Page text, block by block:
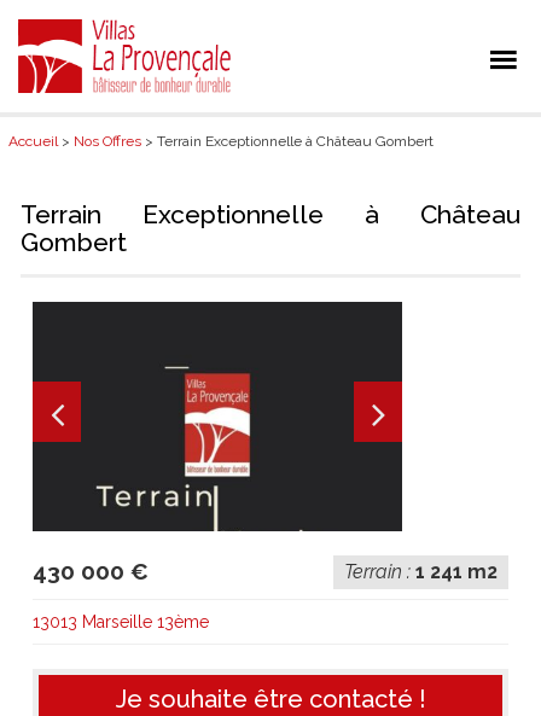
Accueil> Nos Offres > Terrain Exceptionnelle à Château Gombert
Terrain Exceptionnelle à Château
Gombert
430 000 € Terrain : 1 241 m2
13013 Marseille 13ème
Je souhaite être contacté !